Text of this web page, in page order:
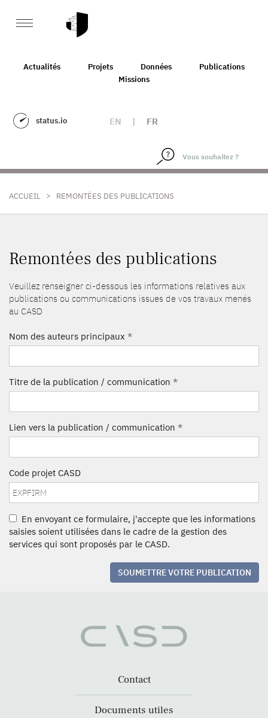
Actualités Projets Données
Publications
Missions
status.io EN | FR
ACCUEIL > REMONTÉES DES PUBLICATIONS
Remontées des publications
Veuillez renseigner ci-dessous les informations relatives aux
publications ou communications issues de vos travaux menés
au CASD
Nom des auteurs principaux *
Titre de la publication / communication *
Lien vers la publication / communication *
Code projet CASD
En envoyant ce formulaire, j'accepte que les informations
saisies soient utilisées dans le cadre de la gestion des
services qui sont proposés par le CASD.
SOUMETTRE VOTRE PUBLICATION
Contact
Documents utiles